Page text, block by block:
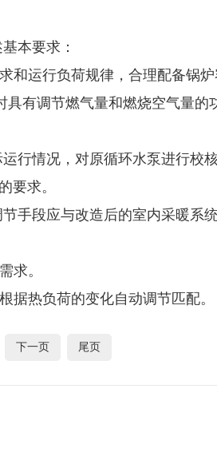
本要求：
运行负荷规律，合理配备锅炉
有调节燃气量和燃烧空气量的
行情况，对原循环水泵进行校
要求。
手段应与改造后的室内采暖系
求。
热负荷的变化自动调节匹配。
下一页 尾页